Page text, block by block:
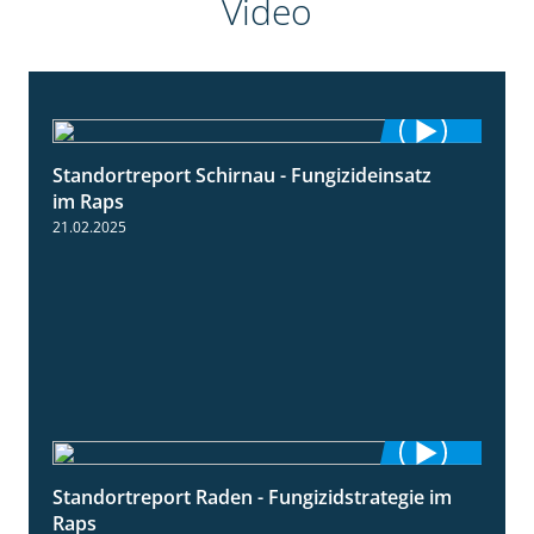
Video
4:48
Standortreport Schirnau - Fungizideinsatz
im Raps
21.02.2025
5:08
Standortreport Raden - Fungizidstrategie im
Raps